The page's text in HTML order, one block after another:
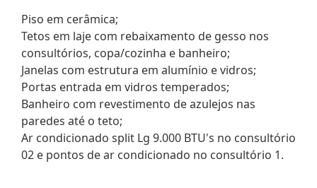
Piso em cerâmica;
Tetos em laje com rebaixamento de gesso nos
consultórios, copa/cozinha e banheiro;
Janelas com estrutura em alumínio e vidros;
Portas entrada em vidros temperados;
Banheiro com revestimento de azulejos nas
paredes até o teto;
Ar condicionado split Lg 9.000 BTU's no consultório
02 e pontos de ar condicionado no consultório 1.